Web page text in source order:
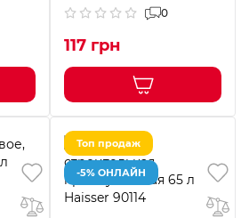
0
117 грн
Топ продаж
-5% ОНЛАЙН